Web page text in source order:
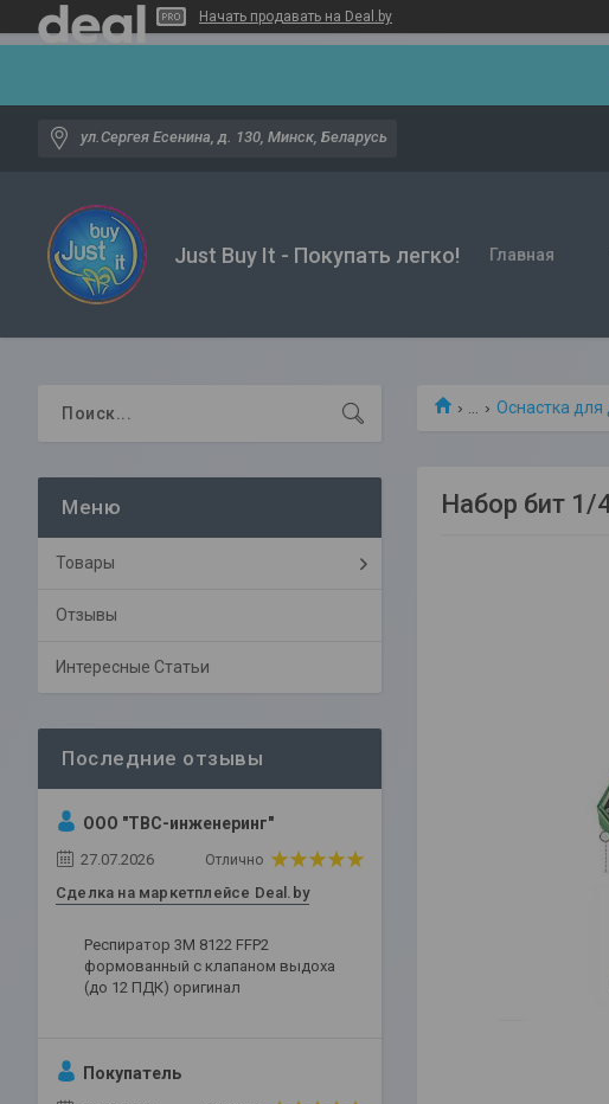
Начать продавать на Deal.by
ул.Сергея Есенина, д. 130, Минск, Беларусь
Just Buy It - Покупать легко! Главная
Оснастка для
Набор бит 1/
Товары
Отзывы
Интересные Статьи
ООО "ТВС-инженеринг"
27.07.2026 Отлично
Сделка на маркетплейсе Deal.by
Респиратор 3М 8122 FFP2
формованный с клапаном выдоха
(до 12 ПДК) оригинал
Покупатель